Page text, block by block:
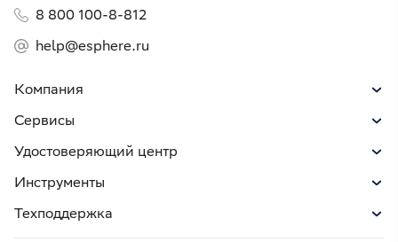
Компания
Сервисы
Удостоверяющий центр
Инструменты
Техподдержка
8 800 100-8-812
help@esphere.ru